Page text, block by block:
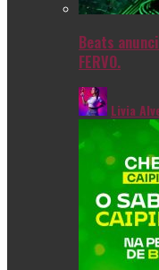
Beats
FERVO.
Livia